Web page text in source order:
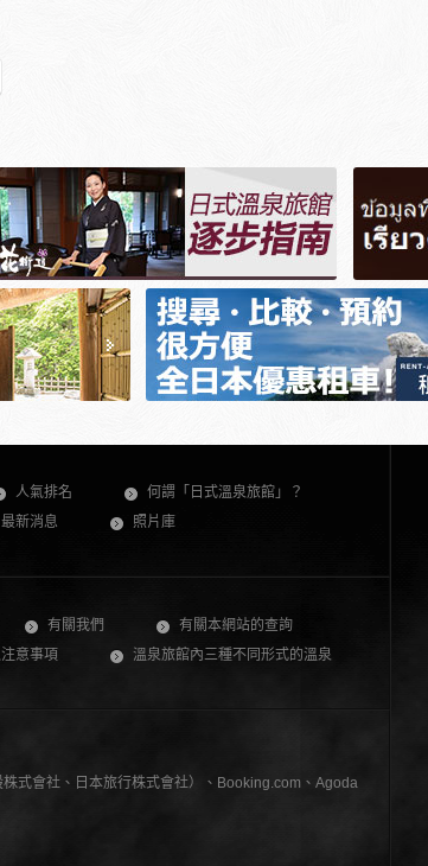
人氣排名
何謂「日式溫泉旅館」？
最新消息 照片庫
有關我們
有關本網站的查詢
意事項 溫泉旅館內三種不同形式的溫泉
式會社、日本旅行株式會社）、Booking.com、Agoda